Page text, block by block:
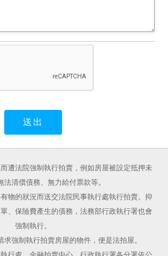
遭法院強制執行拍賣，例如房屋被設定抵押未
法清償債務、無力給付票款等。
物的狀況而送交法院民事執行處執行拍賣。抑
、保險費產生的債務，法務部行政執行署也會
強制執行。
強制執行拍賣房屋的物件，便是法拍屋。